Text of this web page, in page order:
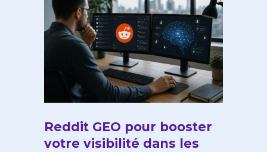
Reddit GEO pour booster
votre visibilité dans les